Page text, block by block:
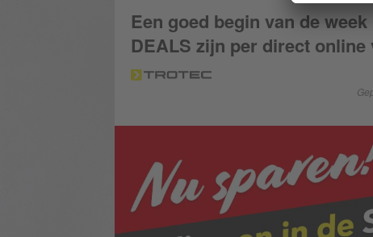
Een goed begin van de
DEALS zijn per direct